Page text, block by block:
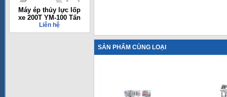
Máy ép thủy lực lốp
xe 200T YM-100 Tấn
Liên hệ
SẢN PHẨM CÙNG LOẠI